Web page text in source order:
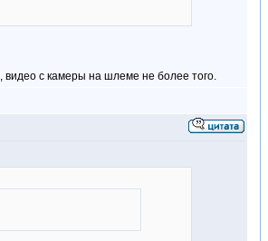
, видео с камеры на шлеме не более того.